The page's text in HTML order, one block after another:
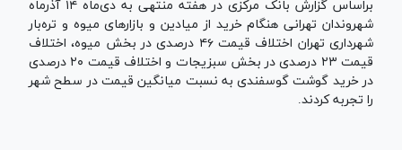
براساس گزارش بانک مرکزی در هفته منتهی به دی‌ماه ۱۴ آذرماه
شهروندان تهرانی هنگام خرید از میادین و بازار‌های میوه و تره‌بار
شهرداری تهران اختلاف قیمت ۴۶ درصدی در بخش میوه، اختلاف
قیمت ۲۳ درصدی در بخش سبزیجات و اختلاف قیمت ۲۰ درصدی
در خرید گوشت گوسفندی به نسبت میانگین قیمت در سطح شهر
را تجربه کردند.